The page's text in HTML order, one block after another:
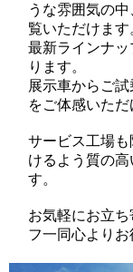
うな雰囲気の
覧いただけます
最新ラインナ
ります。
展示車からご
をご体感いただ
サービス工場
けるよう質の
す。
お気軽にお立
フ一同心よりお